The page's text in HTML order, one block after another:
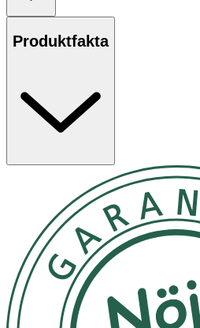
Användning
• Applicera en eller två gånger
• Använd inte på irriterad hud;
bruken om irritation uppkommer.
• Undvik kontakt med ögonen
minimera solexponering under
bruk och en vecka efteråt.
Förvara i rumstemperatur, ej
OK för gravida och ammande:
Ja
Ingredienser:
Produktfakta